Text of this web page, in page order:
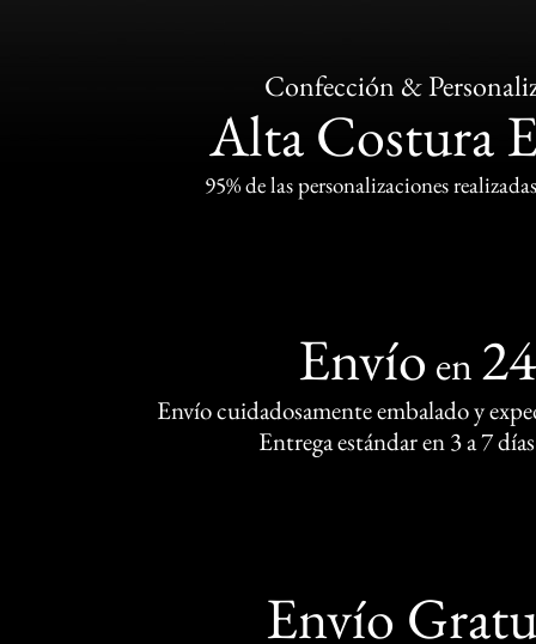
Confección &
Alta Costura
95% de las personalizaciones
Envío en
Envío cuidadosamente embalado y
Entrega estándar en 3 a 7
Envío